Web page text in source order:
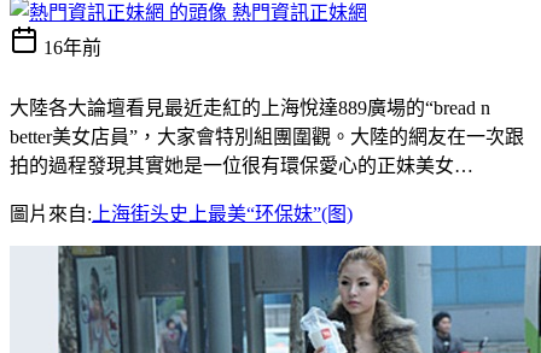
熱門資訊正妹網
16年前
大陸各大論壇看見最近走紅的上海悅達889廣場的“bread n
better美女店員”，大家會特別組團圍觀。大陸的網友在一次跟
拍的過程發現其實她是一位很有環保愛心的正妹美女…
圖片來自: 上海街头史上最美“环保妹”(图)